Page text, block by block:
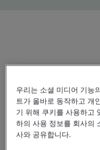
Dong
우리는 소셜 미디어 기능
트가 올바로 동작하고 개
기 위해 쿠키를 사용하고
하의 사용 정보를 회사의
사와 공유합니다.